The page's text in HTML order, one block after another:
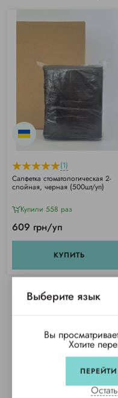
(1)
Салфетка стоматологическая 2-
слойная, черная (500шт/уп)
Купили 558 раз
609 грн/уп
КУПИТЬ
Выберите язык
Вы
Хотите